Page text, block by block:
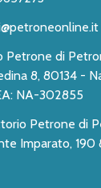
Petrone di
NA P.IVA:
NA-302855
Petrone di
Imparato,